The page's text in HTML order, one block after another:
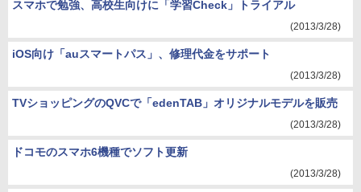
スマホで勉強、高校生向けに「学習Check」トライアル
(2013/3/28)
iOS向け「auスマートパス」、修理代金をサポート
(2013/3/28)
TVショッピングのQVCで「edenTAB」オリジナルモデルを販売
(2013/3/28)
ドコモのスマホ6機種でソフト更新
(2013/3/28)